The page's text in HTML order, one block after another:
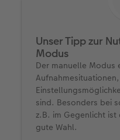
Unser Tipp zur
Modus
Der manuelle Modus
sind. Besonders bei
z.B. im Gegenlicht
gute Wahl.